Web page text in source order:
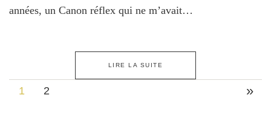
années, un Canon réflex qui ne m’avait…
LIRE LA SUITE
1 2 »